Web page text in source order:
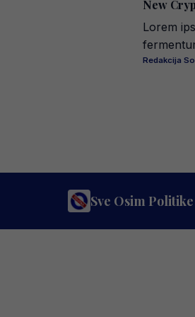
New
Lorem
Redakcija
Sve Osim Politike